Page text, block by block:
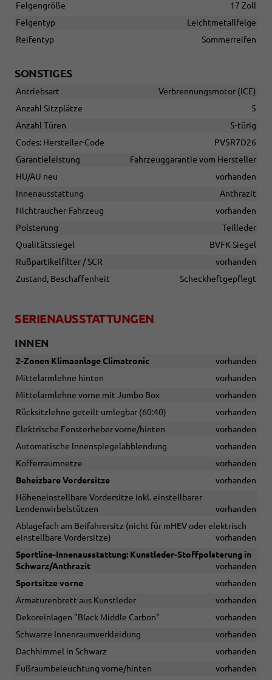
Felgengröße
17 Zoll
Felgentyp
Leichtmetallfelge
Reifentyp
Sommerreifen
SONSTIGES
Antriebsart
Verbrennungsmotor (ICE)
Anzahl Sitzplätze
5
Anzahl Türen
5-türig
Codes: Hersteller-Code
PV5R7D26
Garantieleistung
Fahrzeuggarantie vom Hersteller
HU/AU neu
vorhanden
Innenausstattung
Anthrazit
Nichtraucher-Fahrzeug
vorhanden
Polsterung
Teilleder
Qualitätssiegel
BVFK-Siegel
Rußpartikelfilter / SCR
vorhanden
Zustand, Beschaffenheit
Scheckheftgepflegt
SERIENAUSSTATTUNGEN
INNEN
2-Zonen Klimaanlage Climatronic
vorhanden
Mittelarmlehne hinten
vorhanden
Mittelarmlehne vorne mit Jumbo Box
vorhanden
Rücksitzlehne geteilt umlegbar (60:40)
vorhanden
Elektrische Fensterheber vorne/hinten
vorhanden
Automatische Innenspiegelabblendung
vorhanden
Kofferraumnetze
vorhanden
Beheizbare Vordersitze
vorhanden
Höheneinstellbare Vordersitze inkl. einstellbarer
Lendenwirbelstützen
vorhanden
Ablagefach am Beifahrersitz (nicht für mHEV oder elektrisch
einstellbare Vordersitze)
vorhanden
Sportline-Innenausstattung: Kunstleder-Stoffpolsterung in
Schwarz/Anthrazit
vorhanden
Sportsitze vorne
vorhanden
Armaturenbrett aus Kunstleder
vorhanden
Dekoreinlagen "Black Middle Carbon"
vorhanden
Schwarze Innenraumverkleidung
vorhanden
Dachhimmel in Schwarz
vorhanden
Fußraumbeleuchtung vorne/hinten
vorhanden